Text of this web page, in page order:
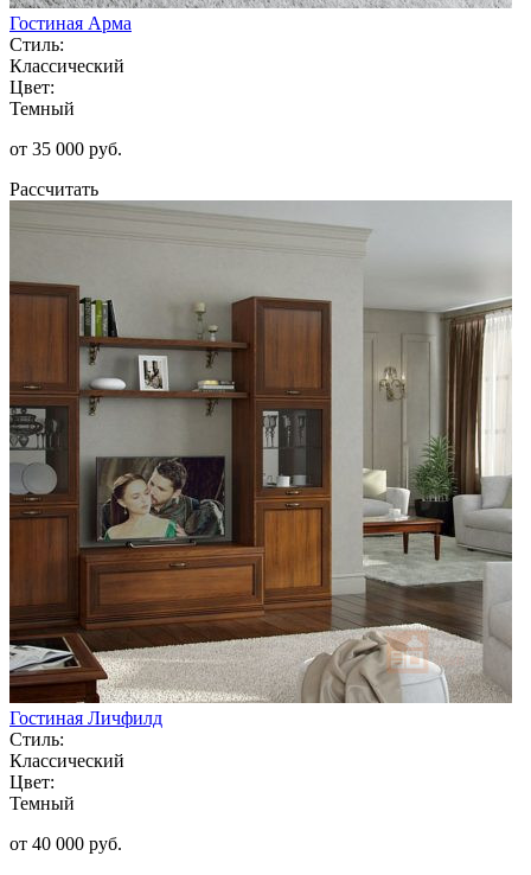
Гостиная Арма
Стиль:
Классический
Цвет:
Темный
от 35 000 руб.
Рассчитать
Гостиная Личфилд
Стиль:
Классический
Цвет:
Темный
от 40 000 руб.